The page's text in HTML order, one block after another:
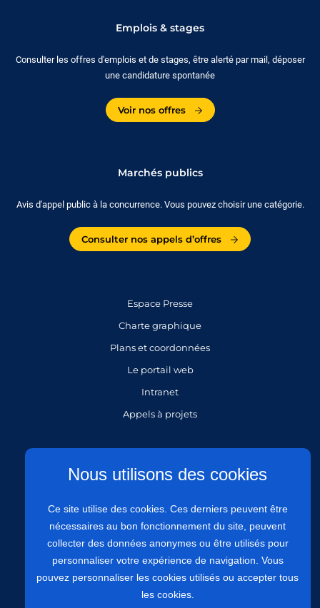
Emplois & stages
Consulter les offres d'emplois et de stages, être alerté par mail, déposer
une candidature spontanée
Voir nos offres
Marchés publics
Avis d'appel public à la concurrence. Vous pouvez choisir une catégorie.
Consulter nos appels d’offres
Espace Presse
Charte graphique
Plans et coordonnées
Le portail web
Intranet
Appels à projets
Politique de protection des données personnelles
Politique de confidentialité
Accessibilité : site partiellement conforme à 81,97%
Nous utilisons des cookies
Ce site utilise des cookies. Ces derniers peuvent être
nécessaires au bon fonctionnement du site, peuvent
collecter des données anonymes ou être utilisés pour
personnaliser votre expérience de navigation. Vous
pouvez personnaliser les cookies utilisés ou accepter tous
les cookies.